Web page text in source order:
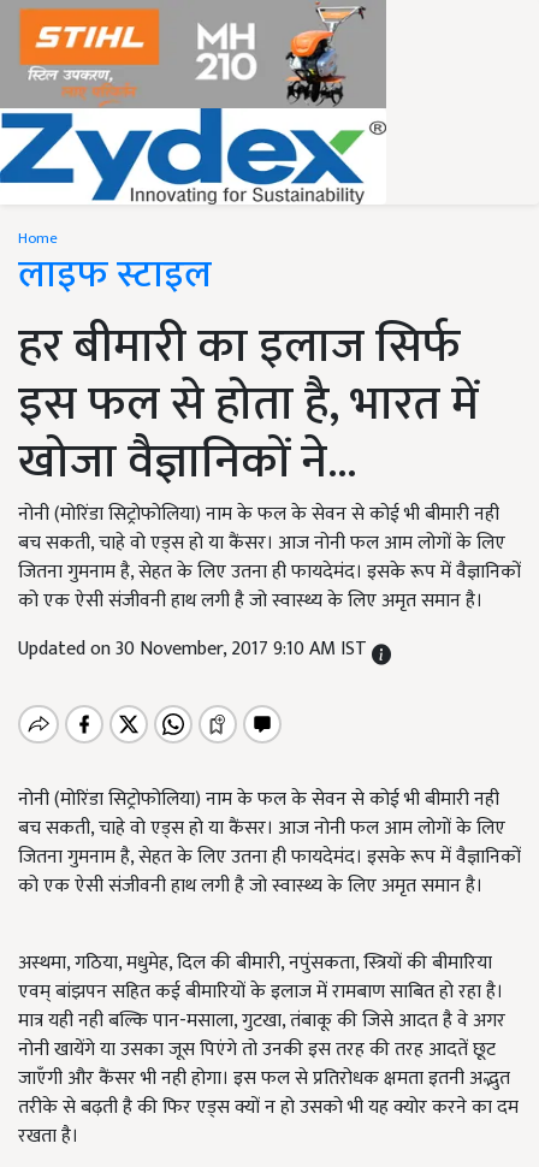
Home
लाइफ स्टाइल
हर बीमारी का इलाज सिर्फ
इस फल से होता है, भारत में
खोजा वैज्ञानिकों ने...
नोनी (मोरिंडा सिट्रोफोलिया) नाम के फल के सेवन से कोई भी बीमारी नही
बच सकती, चाहे वो एड्स हो या कैंसर। आज नोनी फल आम लोगों के लिए
जितना गुमनाम है, सेहत के लिए उतना ही फायदेमंद। इसके रूप में वैज्ञानिकों
को एक ऐसी संजीवनी हाथ लगी है जो स्वास्थ्य के लिए अमृत समान है।
Updated on 30 November, 2017 9:10 AM IST
नोनी (मोरिंडा सिट्रोफोलिया) नाम के फल के सेवन से कोई भी बीमारी नही
बच सकती, चाहे वो एड्स हो या कैंसर। आज नोनी फल आम लोगों के लिए
जितना गुमनाम है, सेहत के लिए उतना ही फायदेमंद। इसके रूप में वैज्ञानिकों
को एक ऐसी संजीवनी हाथ लगी है जो स्वास्थ्य के लिए अमृत समान है।
अस्थमा, गठिया, मधुमेह, दिल की बीमारी, नपुंसकता, स्त्रियों की बीमारिया
एवम् बांझपन सहित कई बीमारियों के इलाज में रामबाण साबित हो रहा है।
मात्र यही नही बल्कि पान-मसाला, गुटखा, तंबाकू की जिसे आदत है वे अगर
नोनी खायेंगे या उसका जूस पिएंगे तो उनकी इस तरह की तरह आदतें छूट
जाएँगी और कैंसर भी नही होगा। इस फल से प्रतिरोधक क्षमता इतनी अद्भुत
तरीके से बढ़ती है की फिर एड्स क्यों न हो उसको भी यह क्योर करने का दम
रखता है।